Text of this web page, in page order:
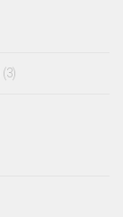
(3)